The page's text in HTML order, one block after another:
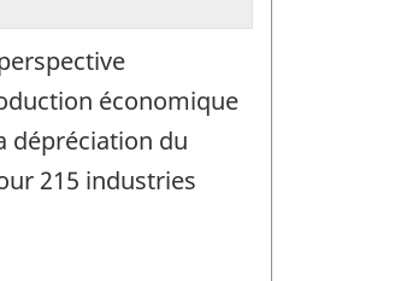
économique
dépréciation du
215 industries